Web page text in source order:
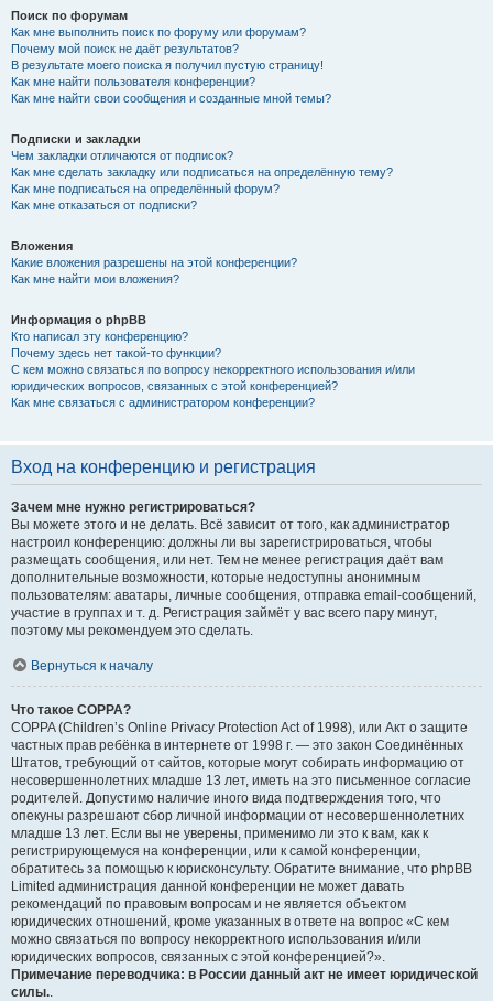
Поиск по форумам
Как мне выполнить поиск по форуму или форумам?
Почему мой поиск не даёт результатов?
В результате моего поиска я получил пустую страницу!
Как мне найти пользователя конференции?
Как мне найти свои сообщения и созданные мной темы?
Подписки и закладки
Чем закладки отличаются от подписок?
Как мне сделать закладку или подписаться на определённую тему?
Как мне подписаться на определённый форум?
Как мне отказаться от подписки?
Вложения
Какие вложения разрешены на этой конференции?
Как мне найти мои вложения?
Информация о phpBB
Кто написал эту конференцию?
Почему здесь нет такой-то функции?
С кем можно связаться по вопросу некорректного использования и/или
юридических вопросов, связанных с этой конференцией?
Как мне связаться с администратором конференции?
Вход на конференцию и регистрация
Зачем мне нужно регистрироваться?
Вы можете этого и не делать. Всё зависит от того, как администратор
настроил конференцию: должны ли вы зарегистрироваться, чтобы
размещать сообщения, или нет. Тем не менее регистрация даёт вам
дополнительные возможности, которые недоступны анонимным
пользователям: аватары, личные сообщения, отправка email-сообщений,
участие в группах и т. д. Регистрация займёт у вас всего пару минут,
поэтому мы рекомендуем это сделать.
Вернуться к началу
Что такое COPPA?
COPPA (Children’s Online Privacy Protection Act of 1998), или Акт о защите
частных прав ребёнка в интернете от 1998 г. — это закон Соединённых
Штатов, требующий от сайтов, которые могут собирать информацию от
несовершеннолетних младше 13 лет, иметь на это письменное согласие
родителей. Допустимо наличие иного вида подтверждения того, что
опекуны разрешают сбор личной информации от несовершеннолетних
младше 13 лет. Если вы не уверены, применимо ли это к вам, как к
регистрирующемуся на конференции, или к самой конференции,
обратитесь за помощью к юрисконсульту. Обратите внимание, что phpBB
Limited администрация данной конференции не может давать
рекомендаций по правовым вопросам и не является объектом
юридических отношений, кроме указанных в ответе на вопрос «С кем
можно связаться по вопросу некорректного использования и/или
юридических вопросов, связанных с этой конференцией?».
Примечание переводчика: в России данный акт не имеет юридической
силы..